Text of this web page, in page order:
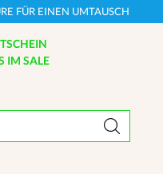
FÜR EINEN UMTAUSCH
IM SALE